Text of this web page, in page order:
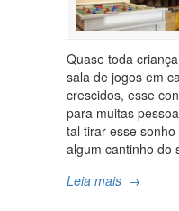
Quase toda
sala de jogos em
crescidos, esse
para muitas
tal tirar esse
algum cantinho
Leia mais →